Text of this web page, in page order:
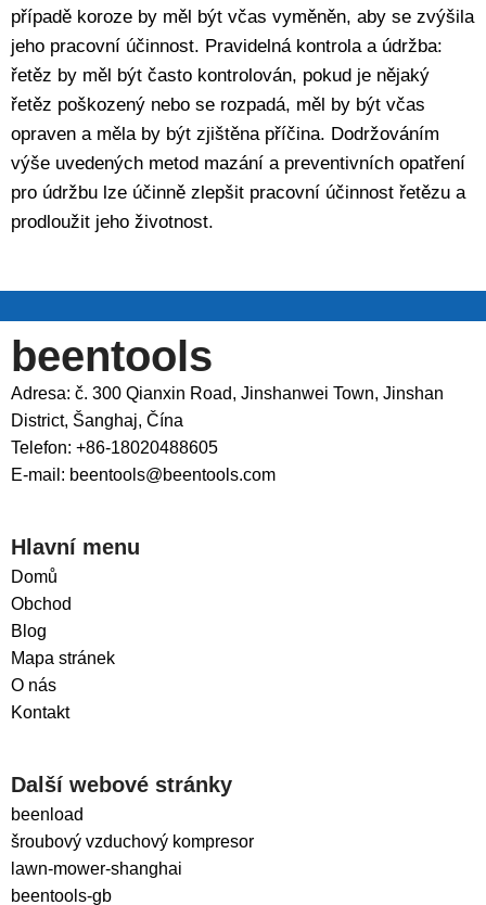
případě koroze by měl být včas vyměněn, aby se zvýšila
jeho pracovní účinnost. Pravidelná kontrola a údržba:
řetěz by měl být často kontrolován, pokud je nějaký
řetěz poškozený nebo se rozpadá, měl by být včas
opraven a měla by být zjištěna příčina. Dodržováním
výše uvedených metod mazání a preventivních opatření
pro údržbu lze účinně zlepšit pracovní účinnost řetězu a
prodloužit jeho životnost.
beentools
Adresa: č. 300 Qianxin Road, Jinshanwei Town, Jinshan
District, Šanghaj, Čína
Telefon: +86-18020488605
E-mail: beentools@beentools.com
Hlavní menu
Domů
Obchod
Blog
Mapa stránek
O nás
Kontakt
Další webové stránky
beenload
šroubový vzduchový kompresor
lawn-mower-shanghai
beentools-gb